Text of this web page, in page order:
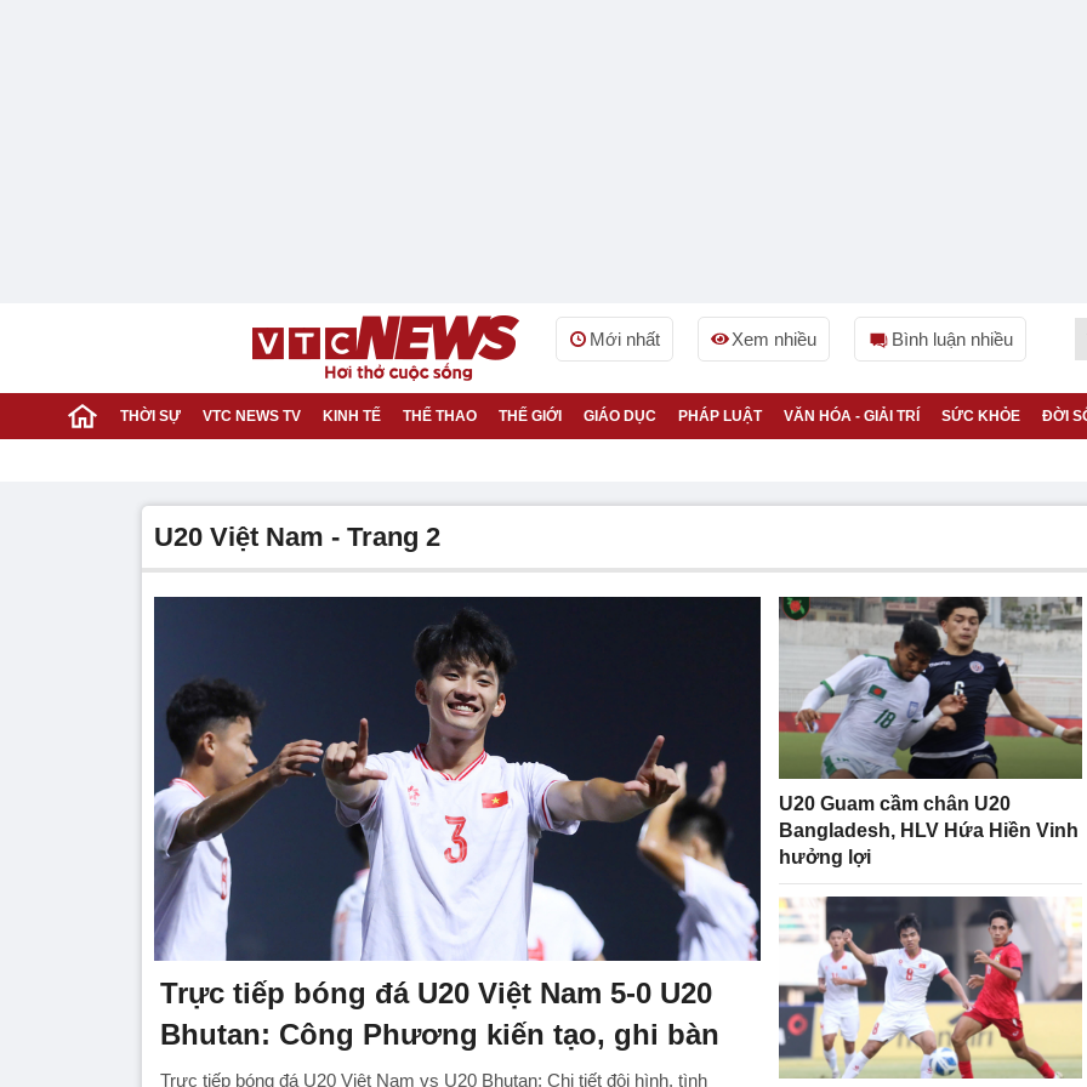
Mới nhất Xem nhiều Bình luận nhiều
THỜI SỰ VTC NEWS TV KINH TẾ THỂ THAO THẾ GIỚI GIÁO DỤC PHÁP LUẬT VĂN HÓA - GIẢI TRÍ SỨC KHỎE ĐỜI
U20 Việt Nam - Trang 2
Trực tiếp bóng đá U20 Việt Nam 5-0 U20
Bhutan: Công Phương kiến tạo, ghi bàn
Trực tiếp bóng đá U20 Việt Nam vs U20 Bhutan: Chi tiết đội hình, tình
U20 Guam cầm chân U20
Bangladesh, HLV Hứa Hiền Vinh
hưởng lợi